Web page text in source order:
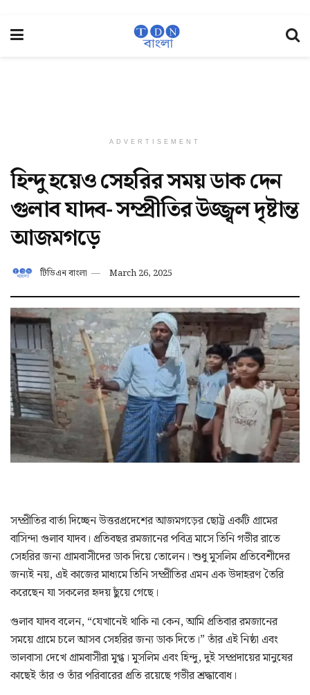
ADVERTISEMENT
হিন্দু হয়েও সেহরির সময় ডাক দেন
গুলাব যাদব- সম্প্রীতির উজ্জ্বল দৃষ্টান্ত
আজমগড়ে
টিডিএন বাংলা March 26, 2025
সম্প্রীতির বার্তা দিচ্ছেন উত্তরপ্রদেশের আজমগড়ের ছোট্ট একটি গ্রামের
বাসিন্দা গুলাব যাদব। প্রতিবছর রমজানের পবিত্র মাসে তিনি গভীর রাতে
সেহরির জন্য গ্রামবাসীদের ডাক দিয়ে তোলেন। শুধু মুসলিম প্রতিবেশীদের
জন্যই নয়, এই কাজের মাধ্যমে তিনি সম্প্রীতির এমন এক উদাহরণ তৈরি
করেছেন যা সকলের হৃদয় ছুঁয়ে গেছে।
গুলাব যাদব বলেন, “যেখানেই থাকি না কেন, আমি প্রতিবার রমজানের
সময়ে গ্রামে চলে আসব সেহরির জন্য ডাক দিতে।” তাঁর এই নিষ্ঠা এবং
ভালবাসা দেখে গ্রামবাসীরা মুগ্ধ। মুসলিম এবং হিন্দু, দুই সম্প্রদায়ের মানুষের
কাছেই তাঁর ও তাঁর পরিবারের প্রতি রয়েছে গভীর শ্রদ্ধাবোধ।